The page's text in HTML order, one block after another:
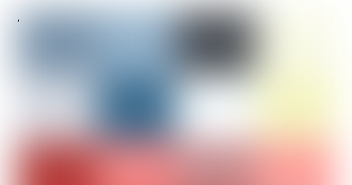
,